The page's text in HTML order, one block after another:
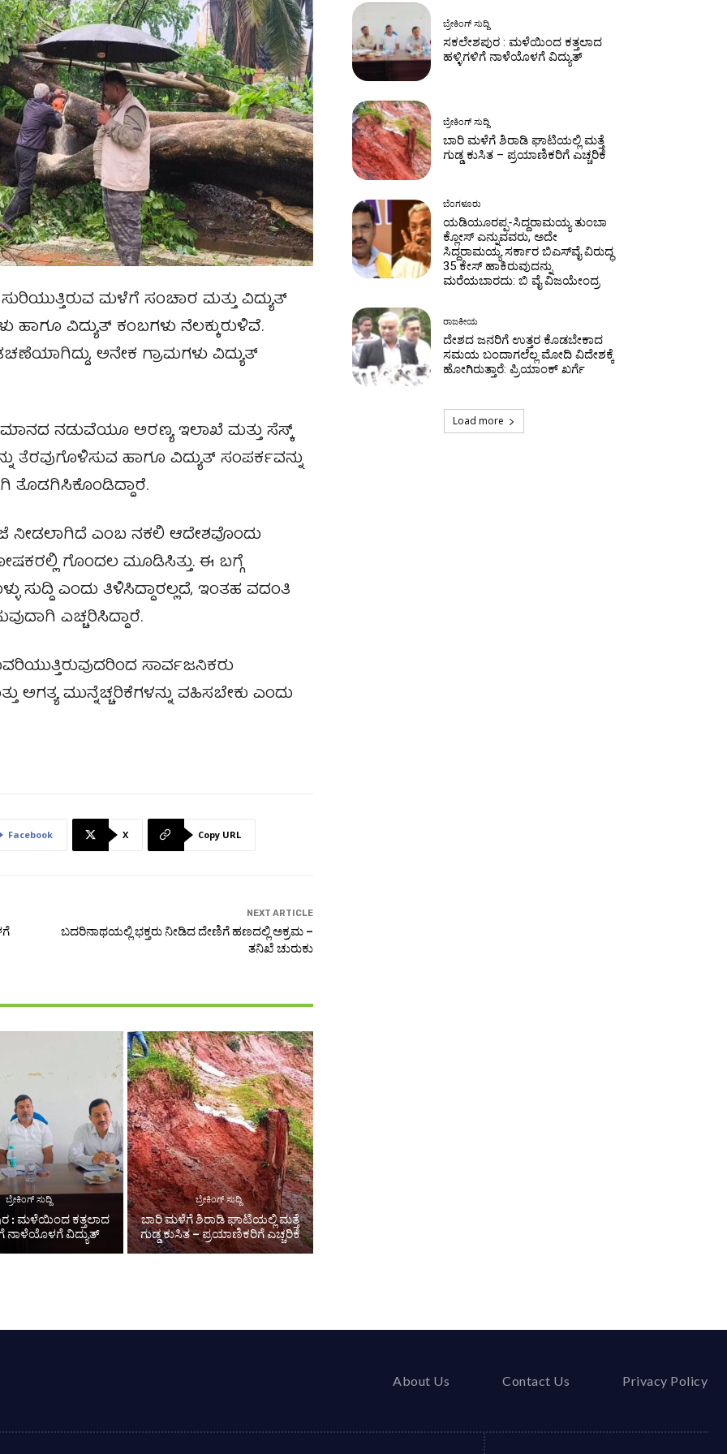
ಮಳೆಗೆ ಸಂಚಾರ ಮತ್ತು ವಿದ್ಯುತ್
ಹಾಗೂ ವಿದ್ಯುತ್ ಕಂಬಗಳು ನೆಲಕ್ಕುರುಳಿವೆ.
ಅನೇಕ ಗ್ರಾಮಗಳು ವಿದ್ಯುತ್
ನಡುವೆಯೂ ಅರಣ್ಯ ಇಲಾಖೆ ಮತ್ತು ಸೆಸ್ಕ್
ತೆರವುಗೊಳಿಸುವ ಹಾಗೂ ವಿದ್ಯುತ್ ಸಂಪರ್ಕವನ್ನು
ತೊಡಗಿಸಿಕೊಂಡಿದ್ದಾರೆ.
ನೀಡಲಾಗಿದೆ ಎಂಬ ನಕಲಿ ಆದೇಶವೊಂದು
ಗೊಂದಲ ಮೂಡಿಸಿತ್ತು. ಈ ಬಗ್ಗೆ
ಸುದ್ದಿ ಎಂದು ತಿಳಿಸಿದ್ದಾರಲ್ಲದೆ, ಇಂತಹ ವದಂತಿ
ಎಚ್ಚರಿಸಿದ್ದಾರೆ.
ಸಾರ್ವಜನಿಕರು
ಮುನ್ನೆಚ್ಚರಿಕೆಗಳನ್ನು ವಹಿಸಬೇಕು ಎಂದು
Facebook X Copy URL
NEXT ARTICLE
ಬದರಿನಾಥಯಲ್ಲಿ ಭಕ್ತರು ನೀಡಿದ ದೇಣಿಗೆ ಹಣದಲ್ಲಿ ಅಕ್ರಮ –
ತನಿಖೆ ಚುರುಕು
ಬ್ರೇಕಿಂಗ್ ಸುದ್ದಿ
: ಮಳೆಯಿಂದ ಕತ್ತಲಾದ
ನಾಳೆಯೊಳಗೆ ವಿದ್ಯುತ್
ಬ್ರೇಕಿಂಗ್ ಸುದ್ದಿ
ಬಾರಿ ಮಳೆಗೆ ಶಿರಾಡಿ ಘಾಟಿಯಲ್ಲಿ ಮತ್ತೆ
ಗುಡ್ಡ ಕುಸಿತ – ಪ್ರಯಾಣಿಕರಿಗೆ ಎಚ್ಚರಿಕೆ
ಬ್ರೇಕಿಂಗ್ ಸುದ್ದಿ
ಸಕಲೇಶಪುರ : ಮಳೆಯಿಂದ ಕತ್ತಲಾದ
ಹಳ್ಳಿಗಳಿಗೆ ನಾಳೆಯೊಳಗೆ ವಿದ್ಯುತ್
ಬ್ರೇಕಿಂಗ್ ಸುದ್ದಿ
ಬಾರಿ ಮಳೆಗೆ ಶಿರಾಡಿ ಘಾಟಿಯಲ್ಲಿ ಮತ್ತೆ
ಗುಡ್ಡ ಕುಸಿತ – ಪ್ರಯಾಣಿಕರಿಗೆ ಎಚ್ಚರಿಕೆ
ಬೆಂಗಳೂರು
ಯಡಿಯೂರಪ್ಪ-ಸಿದ್ದರಾಮಯ್ಯ ತುಂಬಾ
ಕ್ಲೋಸ್ ಎನ್ನುವವರು, ಅದೇ
ಸಿದ್ದರಾಮಯ್ಯ ಸರ್ಕಾರ ಬಿಎಸ್‌ವೈ ವಿರುದ್ಧ
35 ಕೇಸ್ ಹಾಕಿರುವುದನ್ನು
ಮರೆಯಬಾರದು: ಬಿ ವೈ ವಿಜಯೇಂದ್ರ
ರಾಜಕೀಯ
ದೇಶದ ಜನರಿಗೆ ಉತ್ತರ ಕೊಡಬೇಕಾದ
ಸಮಯ ಬಂದಾಗಲೆಲ್ಲ ಮೋದಿ ವಿದೇಶಕ್ಕೆ
ಹೋಗಿರುತ್ತಾರೆ: ಪ್ರಿಯಾಂಕ್‌ ಖರ್ಗೆ
Load more
About Us Contact Us Privacy Policy